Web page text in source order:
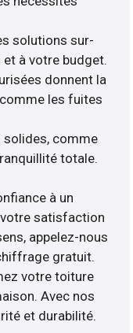
solutions sur-
à votre budget.
donnent la
les fuites
solides, comme
totale.
à un
satisfaction
appelez-nous
gratuit.
votre toiture
Avec nos
et durabilité.